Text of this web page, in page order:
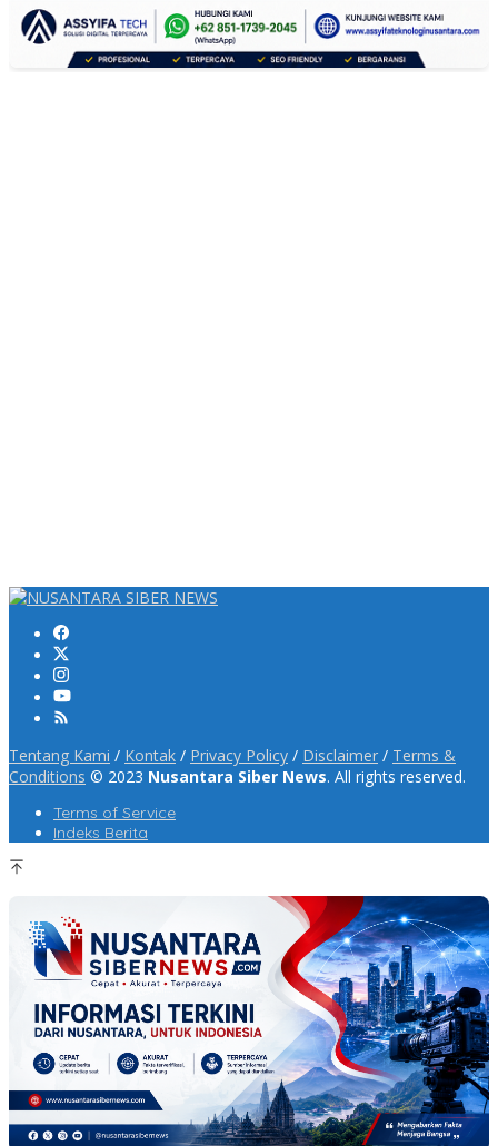
Tentang Kami / Kontak / Privacy Policy / Disclaimer / Terms &
Conditions © 2023 Nusantara Siber News. All rights reserved.
Terms of Service
Indeks Berita